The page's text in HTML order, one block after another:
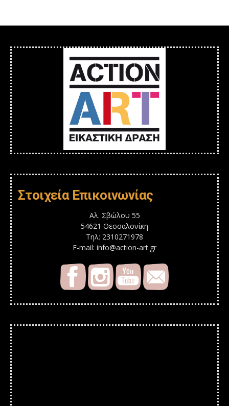
Στοιχεία Επικοινωνίας
Αλ. Σβώλου 55
54621 Θεσσαλονίκη
Τηλ: 2310271978
E-mail: info@action-art.gr